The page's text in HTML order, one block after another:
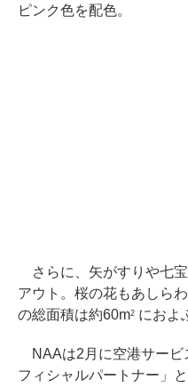
ピンク色を配色。
さらに、矢がすりや七
アウト。桜の花もあしら
の総面積は約60m2におよ
NAAは2月に空港サービ
フィシャルパートナー」